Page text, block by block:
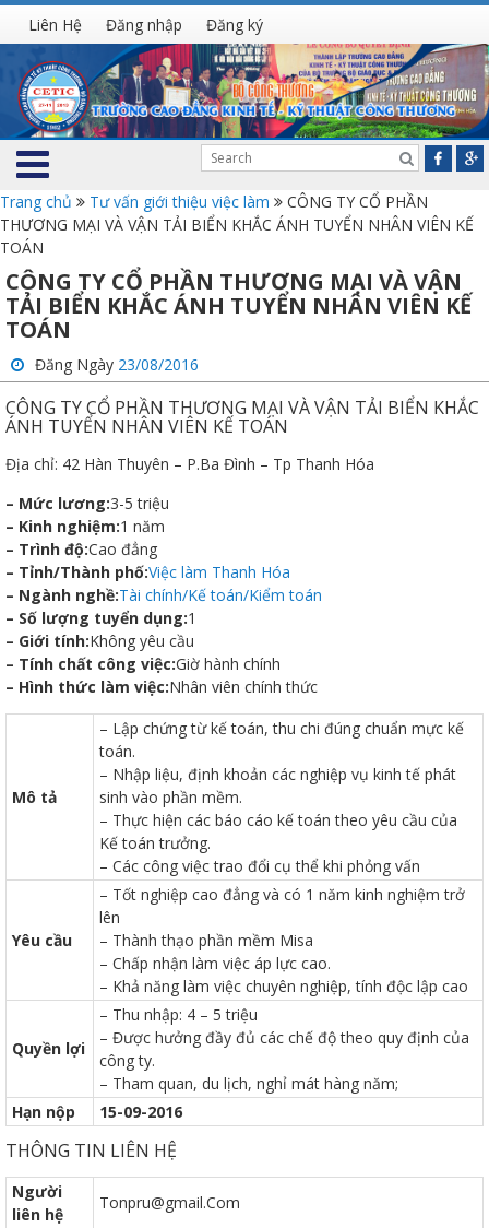
Liên Hệ Đăng nhập Đăng ký
Trang chủ Tư vấn giới thiệu việc làm
CÔNG TY CỔ PHẦN
THƯƠNG MẠI VÀ VẬN TẢI BIỂN KHẮC ÁNH TUYỂN NHÂN VIÊN KẾ
TOÁN
CÔNG TY CỔ PHẦN THƯƠNG MẠI VÀ VẬN
TẢI BIỂN KHẮC ÁNH TUYỂN NHÂN VIÊN KẾ
TOÁN
Đăng Ngày 23/08/2016
CÔNG TY CỔ PHẦN THƯƠNG MẠI VÀ VẬN TẢI BIỂN KHẮC
ÁNH TUYỂN NHÂN VIÊN KẾ TOÁN
Địa chỉ: 42 Hàn Thuyên – P.Ba Đình – Tp Thanh Hóa
– Mức lương:3-5 triệu
– Kinh nghiệm:1 năm
– Trình độ:Cao đẳng
– Tỉnh/Thành phố:Việc làm Thanh Hóa
– Ngành nghề:Tài chính/Kế toán/Kiểm toán
– Số lượng tuyển dụng:1
– Giới tính:Không yêu cầu
– Tính chất công việc:Giờ hành chính
– Hình thức làm việc:Nhân viên chính thức
Mô tả
– Lập chứng từ kế toán, thu chi đúng chuẩn mực kế
toán.
– Nhập liệu, định khoản các nghiệp vụ kinh tế phát
sinh vào phần mềm.
– Thực hiện các báo cáo kế toán theo yêu cầu của
Kế toán trưởng.
– Các công việc trao đổi cụ thể khi phỏng vấn
Yêu cầu
– Tốt nghiệp cao đẳng và có 1 năm kinh nghiệm trở
lên
– Thành thạo phần mềm Misa
– Chấp nhận làm việc áp lực cao.
– Khả năng làm việc chuyên nghiệp, tính độc lập cao
Quyền lợi
– Thu nhập: 4 – 5 triệu
– Được hưởng đầy đủ các chế độ theo quy định của
công ty.
– Tham quan, du lịch, nghỉ mát hàng năm;
Hạn nộp
15-09-2016
THÔNG TIN LIÊN HỆ
Người
liên hệ
Tonpru@gmail.Com